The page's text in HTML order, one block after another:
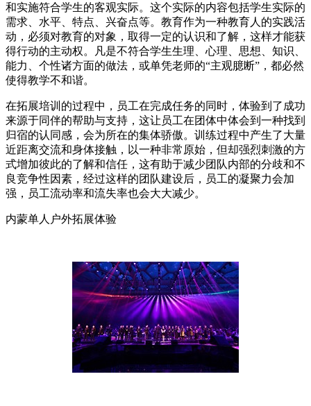
和实施符合学生的客观实际。这个实际的内容包括学生实际的
需求、水平、特点、兴奋点等。教育作为一种教育人的实践活
动，必须对教育的对象，取得一定的认识和了解，这样才能获
得行动的主动权。凡是不符合学生生理、心理、思想、知识、
能力、个性诸方面的做法，或单凭老师的“主观臆断”，都必然
使得教学不和谐。
在拓展培训的过程中，员工在完成任务的同时，体验到了成功
来源于同伴的帮助与支持，这让员工在团体中体会到一种找到
归宿的认同感，会为所在的集体骄傲。训练过程中产生了大量
近距离交流和身体接触，以一种非常原始，但却强烈刺激的方
式增加彼此的了解和信任，这有助于减少团队内部的分歧和不
良竞争性因素，经过这样的团队建设后，员工的凝聚力会加
强，员工流动率和流失率也会大大减少。
内蒙单人户外拓展体验